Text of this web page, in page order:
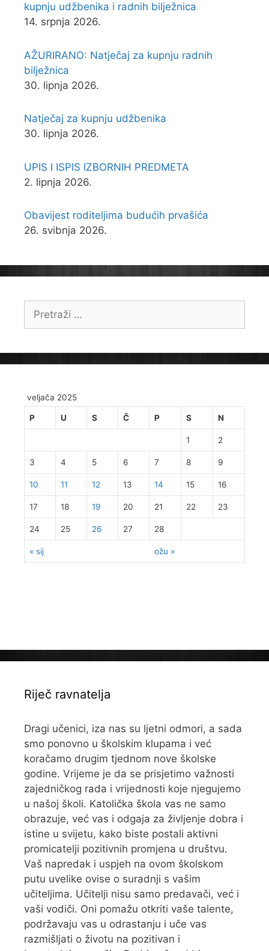
kupnju udžbenika i radnih bilježnica
14. srpnja 2026.
AŽURIRANO: Natječaj za kupnju radnih
bilježnica
30. lipnja 2026.
Natječaj za kupnju udžbenika
30. lipnja 2026.
UPIS I ISPIS IZBORNIH PREDMETA
2. lipnja 2026.
Obavijest roditeljima budućih prvašića
26. svibnja 2026.
Pretraži:
veljača 2025
P U S Č P S N
« sij ožu »
1 2
3 4 5 6 7 8 9
10 11 12 13 14 15 16
17 18 19 20 21 22 23
24 25 26 27 28
Riječ ravnatelja
Dragi učenici, iza nas su ljetni odmori, a sada
smo ponovno u školskim klupama i već
koračamo drugim tjednom nove školske
godine. Vrijeme je da se prisjetimo važnosti
zajedničkog rada i vrijednosti koje njegujemo
u našoj školi. Katolička škola vas ne samo
obrazuje, već vas i odgaja za življenje dobra i
istine u svijetu, kako biste postali aktivni
promicatelji pozitivnih promjena u društvu.
Vaš napredak i uspjeh na ovom školskom
putu uvelike ovise o suradnji s vašim
učiteljima. Učitelji nisu samo predavači, već i
vaši vodiči. Oni pomažu otkriti vaše talente,
podržavaju vas u odrastanju i uče vas
razmišljati o životu na pozitivan i